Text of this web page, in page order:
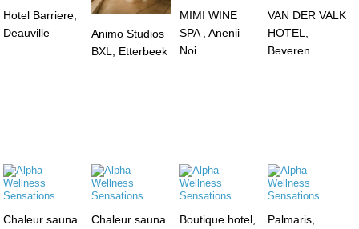
Hotel Barriere,
Deauville
Animo Studios
BXL, Etterbeek
MIMI WINE
SPA , Anenii
Noi
VAN DER VALK
HOTEL,
Beveren
Chaleur sauna
Chaleur sauna
Boutique hotel,
Palmaris,